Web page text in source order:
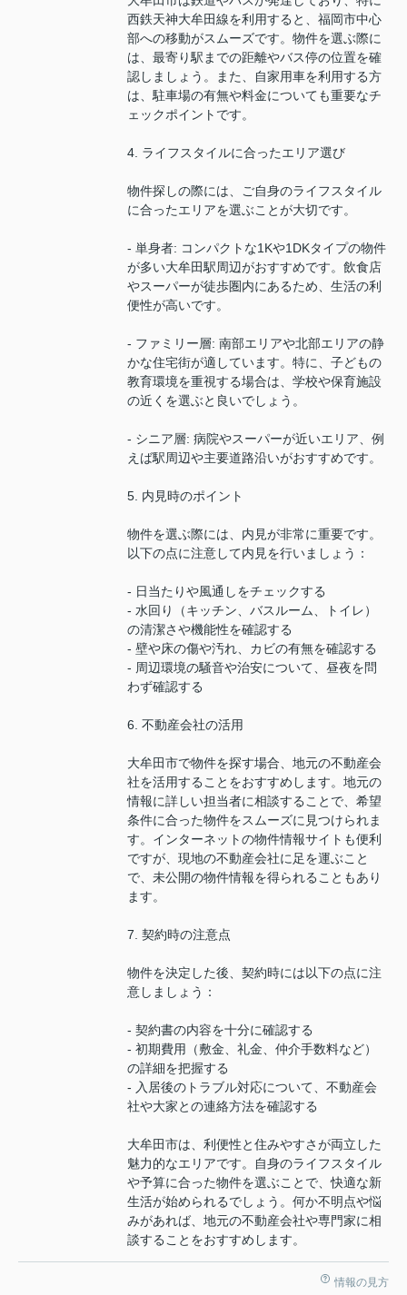
西鉄天神大牟田線を利用すると、福岡市中心
部への移動がスムーズです。物件を選ぶ際に
は、最寄り駅までの距離やバス停の位置を確
認しましょう。また、自家用車を利用する方
は、駐車場の有無や料金についても重要なチ
ェックポイントです。
4. ライフスタイルに合ったエリア選び
物件探しの際には、ご自身のライフスタイル
に合ったエリアを選ぶことが大切です。
- 単身者: コンパクトな1Kや1DKタイプの物件
が多い大牟田駅周辺がおすすめです。飲食店
やスーパーが徒歩圏内にあるため、生活の利
便性が高いです。
- ファミリー層: 南部エリアや北部エリアの静
かな住宅街が適しています。特に、子どもの
教育環境を重視する場合は、学校や保育施設
の近くを選ぶと良いでしょう。
- シニア層: 病院やスーパーが近いエリア、例
えば駅周辺や主要道路沿いがおすすめです。
5. 内見時のポイント
物件を選ぶ際には、内見が非常に重要です。
以下の点に注意して内見を行いましょう：
- 日当たりや風通しをチェックする
- 水回り（キッチン、バスルーム、トイレ）
の清潔さや機能性を確認する
- 壁や床の傷や汚れ、カビの有無を確認する
- 周辺環境の騒音や治安について、昼夜を問
わず確認する
6. 不動産会社の活用
大牟田市で物件を探す場合、地元の不動産会
社を活用することをおすすめします。地元の
情報に詳しい担当者に相談することで、希望
条件に合った物件をスムーズに見つけられま
す。インターネットの物件情報サイトも便利
ですが、現地の不動産会社に足を運ぶこと
で、未公開の物件情報を得られることもあり
ます。
7. 契約時の注意点
物件を決定した後、契約時には以下の点に注
意しましょう：
- 契約書の内容を十分に確認する
- 初期費用（敷金、礼金、仲介手数料など）
の詳細を把握する
- 入居後のトラブル対応について、不動産会
社や大家との連絡方法を確認する
大牟田市は、利便性と住みやすさが両立した
魅力的なエリアです。自身のライフスタイル
や予算に合った物件を選ぶことで、快適な新
生活が始められるでしょう。何か不明点や悩
みがあれば、地元の不動産会社や専門家に相
談することをおすすめします。
情報の見方